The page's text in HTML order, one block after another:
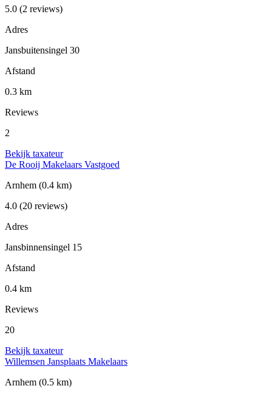
5.0 (2 reviews)
Adres
Jansbuitensingel 30
Afstand
0.3 km
Reviews
2
Bekijk taxateur
De Rooij Makelaars Vastgoed
Arnhem (0.4 km)
4.0 (20 reviews)
Adres
Jansbinnensingel 15
Afstand
0.4 km
Reviews
20
Bekijk taxateur
Willemsen Jansplaats Makelaars
Arnhem (0.5 km)